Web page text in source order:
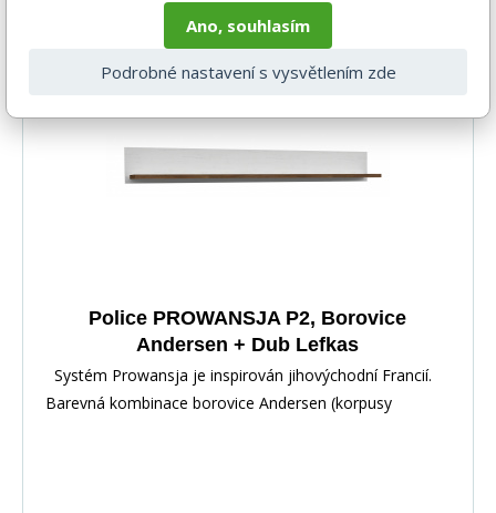
Police PROWANSJA P2, Borovice
Andersen + Dub Lefkas
Systém Prowansja je inspirován jihovýchodní Francií.
Barevná kombinace borovice Andersen (korpusy
Ano, souhlasím
Podrobné nastavení s vysvětlením zde